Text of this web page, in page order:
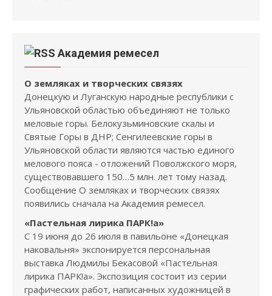
Академия ремесел
О земляках и творческих связях
Донецкую и Луганскую народные республики с
Ульяновской областью объединяют не только
меловые горы. Белокузьминовские скалы и
Святые Горы в ДНР; Сенгилеевские горы в
Ульяновской области являются частью единого
мелового пояса - отложений Поволжского моря,
существовавшего 150…5 млн. лет тому назад.
Сообщение О земляках и творческих связях
появились сначала на Академия ремесел.
«Пастельная лирика ПАРК!а»
С 19 июня до 26 июля в павильоне «Донецкая
наковальня» экспонируется персональная
выставка Людмилы Бекасовой «Пастельная
лирика ПАРК!а». Экспозиция состоит из серии
графических работ, написанных художницей в